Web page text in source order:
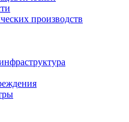
производств